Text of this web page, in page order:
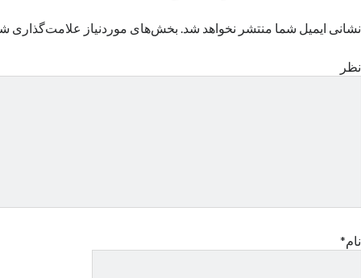
نشانی ایمیل شما منتشر نخواهد شد. بخش‌های موردنیاز علامت‌گذاری
نظر
نام*